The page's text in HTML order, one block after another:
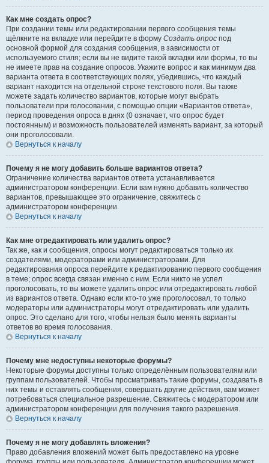
Как мне создать опрос?
При создании темы или редактировании первого сообщения темы
щёлкните на вкладке или перейдите в форму Создать опрос под
основной формой для создания сообщения, в зависимости от
используемого стиля; если вы не видите такой вкладки или формы, то вы
не имеете прав на создание опросов. Укажите вопрос и как минимум два
варианта ответа в соответствующих полях, убедившись, что каждый
вариант находится на отдельной строке текстового поля. Вы также
можете задать количество вариантов, которые могут выбрать
пользователи при голосовании, с помощью опции «Вариантов ответа»,
период проведения опроса в днях (0 означает, что опрос будет
постоянным) и возможность пользователей изменять вариант, за который
они проголосовали.
Вернуться к началу
Почему я не могу добавить больше вариантов ответа?
Ограничение количества вариантов ответа устанавливается
администратором конференции. Если вам нужно добавить количество
вариантов, превышающее это ограничение, свяжитесь с
администратором конференции.
Вернуться к началу
Как мне отредактировать или удалить опрос?
Так же, как и сообщения, опросы могут редактироваться только их
создателями, модераторами или администраторами. Для
редактирования опроса перейдите к редактированию первого сообщения
в теме; опрос всегда связан именно с ним. Если никто не успел
проголосовать, то вы можете удалить опрос или отредактировать любой
из вариантов ответа. Однако если кто-то уже проголосовал, то только
модераторы или администраторы могут отредактировать или удалить
опрос. Это сделано для того, чтобы нельзя было менять варианты
ответов во время голосования.
Вернуться к началу
Почему мне недоступны некоторые форумы?
Некоторые форумы доступны только определённым пользователям или
группам пользователей. Чтобы просматривать такие форумы, создавать в
них темы и оставлять сообщения, совершать другие действия, вам может
потребоваться специальное разрешение. Свяжитесь с модератором или
администратором конференции для получения такого разрешения.
Вернуться к началу
Почему я не могу добавлять вложения?
Право добавления вложений может быть предоставлено на уровне